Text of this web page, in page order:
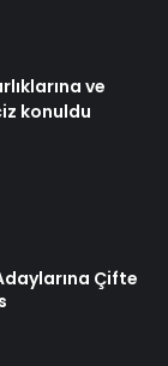
ve
konuldu
Çifte